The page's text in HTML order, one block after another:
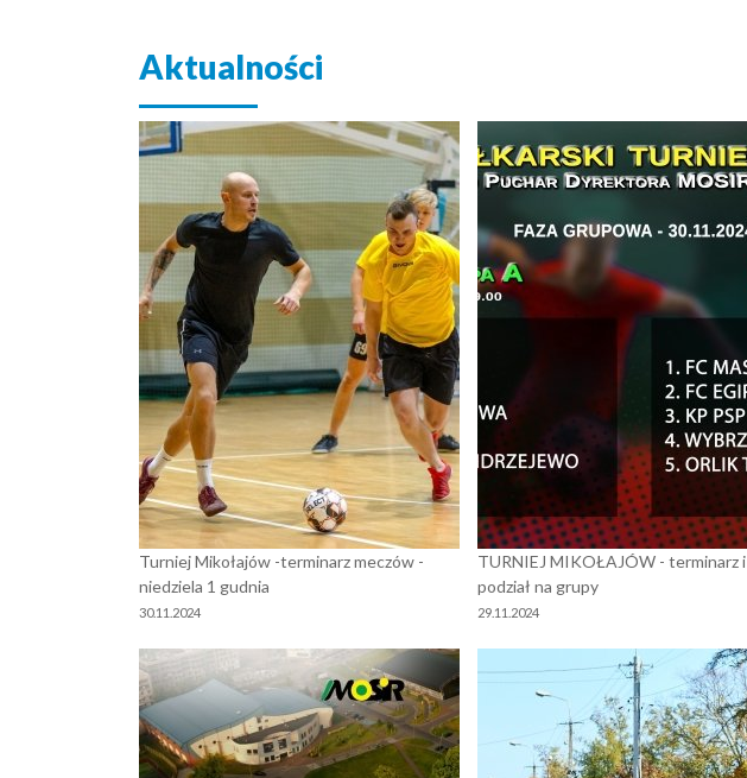
Aktualności
Turniej Mikołajów -terminarz meczów -
niedziela 1 gudnia
30.11.2024
TURNIEJ MIKOŁAJÓW - terminarz i
podział na grupy
29.11.2024